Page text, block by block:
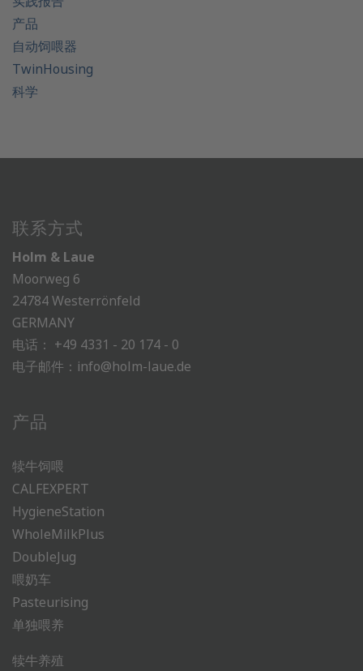
产品
自动饲喂器
TwinHousing
科学
联系方式
Holm & Laue
Moorweg 6
24784 Westerrönfeld
GERMANY
电话： +49 4331 - 20 174 - 0
电子邮件： info@holm-laue.de
产品
犊牛饲喂
CALFEXPERT
HygieneStation
WholeMilkPlus
DoubleJug
喂奶车
Pasteurising
单独喂养
犊牛养殖